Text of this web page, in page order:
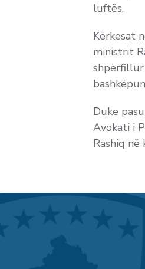
luftës.
Kërkesat
ministrit
shpërfillur
Duke
Avokati i
Rashiq